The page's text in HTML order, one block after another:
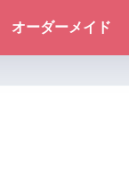
オーダーメイド